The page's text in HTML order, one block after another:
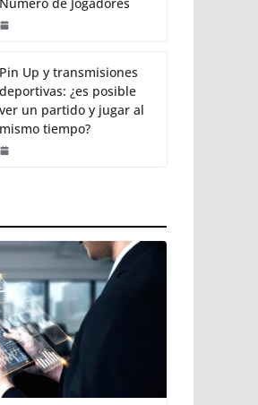
Pin Up y transmisiones
deportivas: ¿es posible
ver un partido y jugar al
mismo tiempo?